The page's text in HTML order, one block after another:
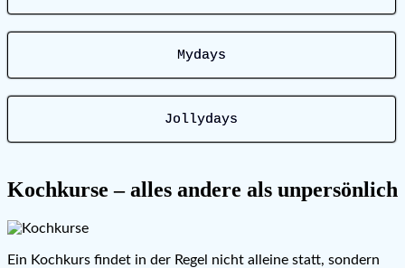
Mydays
Jollydays
Kochkurse – alles andere als unpersönlich
Ein Kochkurs findet in der Regel nicht alleine statt, sondern